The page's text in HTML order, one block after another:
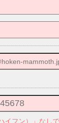
イフン）」なし